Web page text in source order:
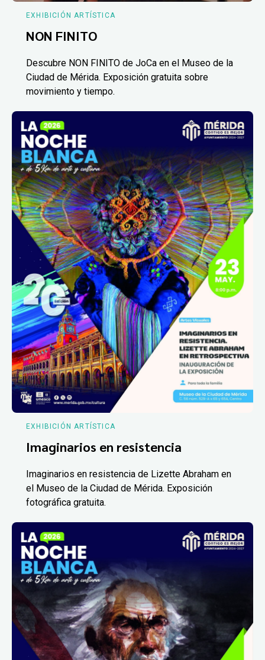
EXHIBICIÓN ARTÍSTICA
NON FINITO
Descubre NON FINITO de JoCa en el Museo de la
Ciudad de Mérida. Exposición gratuita sobre
movimiento y tiempo.
EXHIBICIÓN ARTÍSTICA
Imaginarios en resistencia
Imaginarios en resistencia de Lizette Abraham en
el Museo de la Ciudad de Mérida. Exposición
fotográfica gratuita.